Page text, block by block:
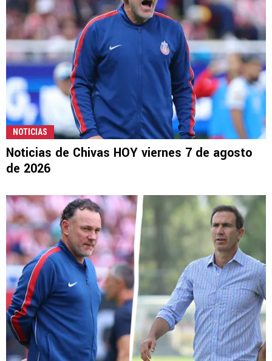
NOTICIAS
Noticias de Chivas HOY viernes 7 de agosto
de 2026